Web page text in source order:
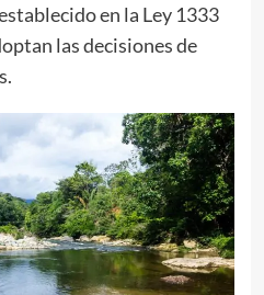
en la Ley 1333
las decisiones de